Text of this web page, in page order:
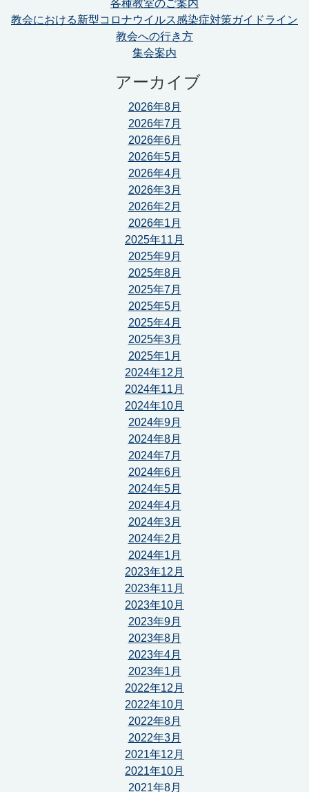
各種教室のご案内
教会における新型コロナウイルス感染症対策ガイドライン
教会への行き方
集会案内
アーカイブ
2026年8月
2026年7月
2026年6月
2026年5月
2026年4月
2026年3月
2026年2月
2026年1月
2025年11月
2025年9月
2025年8月
2025年7月
2025年5月
2025年4月
2025年3月
2025年1月
2024年12月
2024年11月
2024年10月
2024年9月
2024年8月
2024年7月
2024年6月
2024年5月
2024年4月
2024年3月
2024年2月
2024年1月
2023年12月
2023年11月
2023年10月
2023年9月
2023年8月
2023年4月
2023年1月
2022年12月
2022年10月
2022年8月
2022年3月
2021年12月
2021年10月
2021年8月